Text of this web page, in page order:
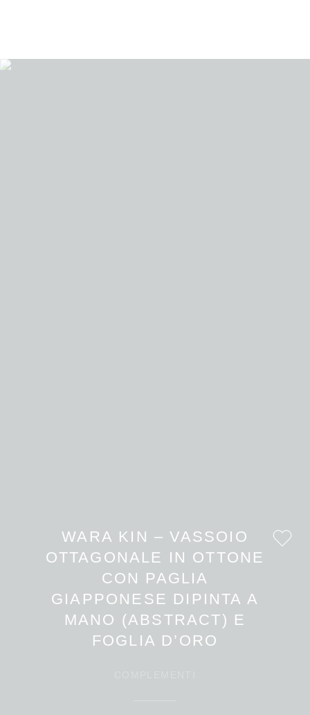
WARA KIN – VASSOIO
OTTAGONALE IN OTTONE
CON PAGLIA
GIAPPONESE DIPINTA A
MANO (ABSTRACT) E
FOGLIA D’ORO